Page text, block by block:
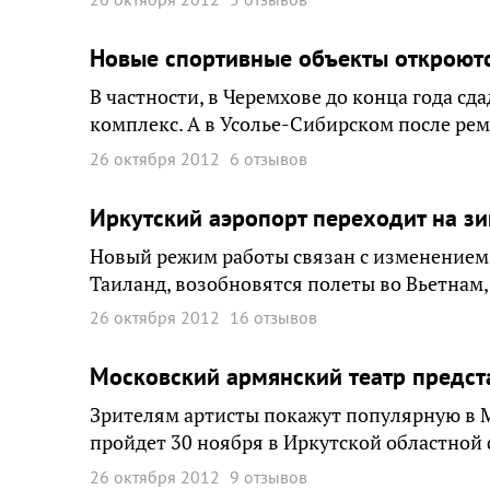
Новые спортивные объекты
В частности, в Черемхове до конца года
комплекс. А в Усолье-Сибирском после
26 октября 2012 6 отзывов
Иркутский аэропорт переходит на
Новый режим работы связан с
Таиланд, возобновятся полеты во
26 октября 2012 16 отзывов
Московский армянский театр
Зрителям артисты покажут популярную
пройдет 30 ноября в Иркутской
26 октября 2012 9 отзывов